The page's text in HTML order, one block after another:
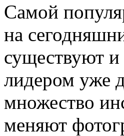
Самой
на
существуют и
лидером уже
множество
меняют